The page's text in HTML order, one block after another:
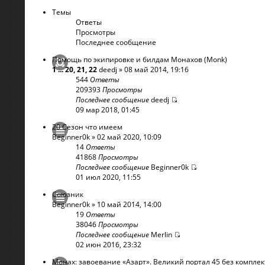
Темы
Ответы
Просмотры
Последнее сообщение
Помощь по экипировке и билдам Монахов (Monk)
1...20,21,22deedj » 08 май 2014, 19:16
544Ответы
209393Просмотры
Последнее сообщениеdeedj
09 мар 2018, 01:45
20 Cезон что имеем
Beginner0k» 02 май 2020, 10:09
14Ответы
41868Просмотры
Последнее сообщение Beginner0k
01 июл 2020, 11:55
Союзник
Beginner0k» 10 май 2014, 14:00
19Ответы
38046Просмотры
Последнее сообщение Merlin
02 июн 2016, 23:32
Монах: завоевание «Азарт». Великий портал 45 без